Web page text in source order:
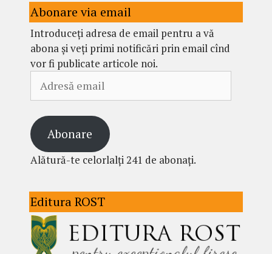
Abonare via email
Introduceți adresa de email pentru a vă
abona și veți primi notificări prin email cînd
vor fi publicate articole noi.
email
Abonare
Alătură-te celorlalți 241 de abonați.
Editura ROST